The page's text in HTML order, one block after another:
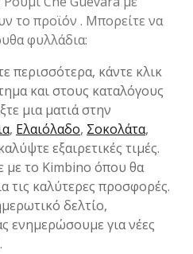
το προϊόν . Μπορείτε να
φυλλάδια:
περισσότερα, κάντε κλικ
και στους καταλόγους
μια ματιά στην
, Ελαιόλαδο, Σοκολάτα,
εξαιρετικές τιμές.
με το Kimbino όπου θα
τις καλύτερες προσφορές.
δελτίο,
ενημερώσουμε για νέες